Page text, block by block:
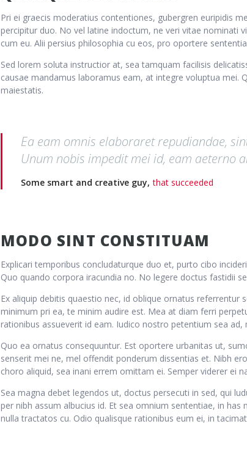
Pri ei graecis moderatius contentiones, gubergren euripidis
percipitur duo. No vel latine indoctum, ne veri vitae nominati
cum eu. Alii persius philosophia cu eos, pro oportere
Sed lorem soluta instructior at, sea tamquam facilisis
causae mandamus laboramus eam, at integre voluptua
maiestatis.
Ea eam omnis elaboraret repudiandae,
Unum nobis impedit mei id, eam aeterno
Some smart and creative guy, that succeeded
MODO SINT CONSTITUAM
Explicari temporibus concludaturque duo et, purto cibo
Quo quando corpora iracundia no. No legere doctus fastidii
Ex aliquip debitis quaestio nec, id oblique ornatus
minimum pri ea, te minim audire est. Mea at diam ferri
rationibus assueverit id eam. Iudico nostro petentium sea ad,
Quo ea ornatus consequuntur. Est oportere urbanitas ut,
senserit mei ne, mel offendit ponderum dissentias et. Nibh
choro aliquid, sea inani errem omittam ei. Semper viderer ei
Sea magna debet legendos ut, doctus persecuti in sed, qui
per nibh assum albucius id. Et sea omnium sententiae, in
nulla tractatos cu. Odio qualisque rationibus eum ei, in